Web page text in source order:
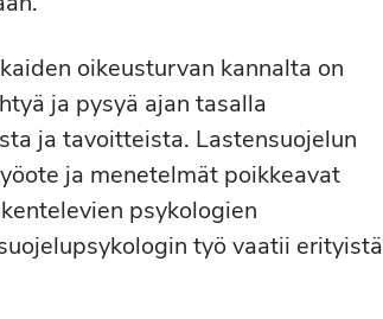
oikeusturvan kannalta on
ja pysyä ajan tasalla
ja tavoitteista. Lastensuojelun
ja menetelmät poikkeavat
psykologien
työ vaatii erityistä